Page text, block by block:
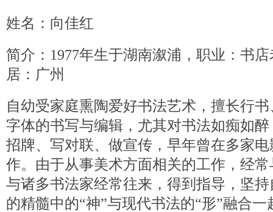
姓名：向佳红
简介：1977年生于湖南溆浦，职业：书
居：广州
自幼受家庭熏陶爱好书法艺术，擅长行
字体的书写与编辑，尤其对书法如痴如
招牌、写对联、做宣传，早年曾在多家
作。由于从事美术方面相关的工作，经
与诸多书法家经常往来，得到指导，坚
的精髓中的“神”与现代书法的“形”融合